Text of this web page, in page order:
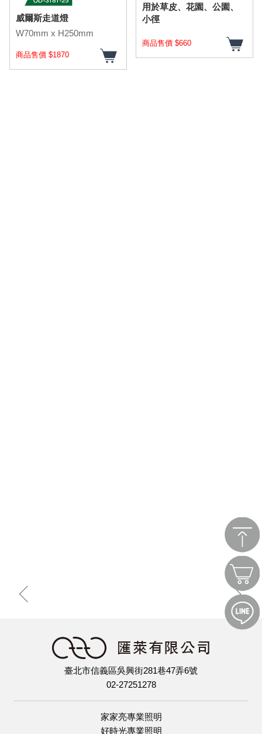
威爾斯走道燈
W70mm x H250mm
商品售價 $1870
用於草皮、花園、公園、
小徑
商品售價 $660
臺北市信義區吳興街281巷47弄6號
02-27251278
家家亮專業照明
好時光專業照明